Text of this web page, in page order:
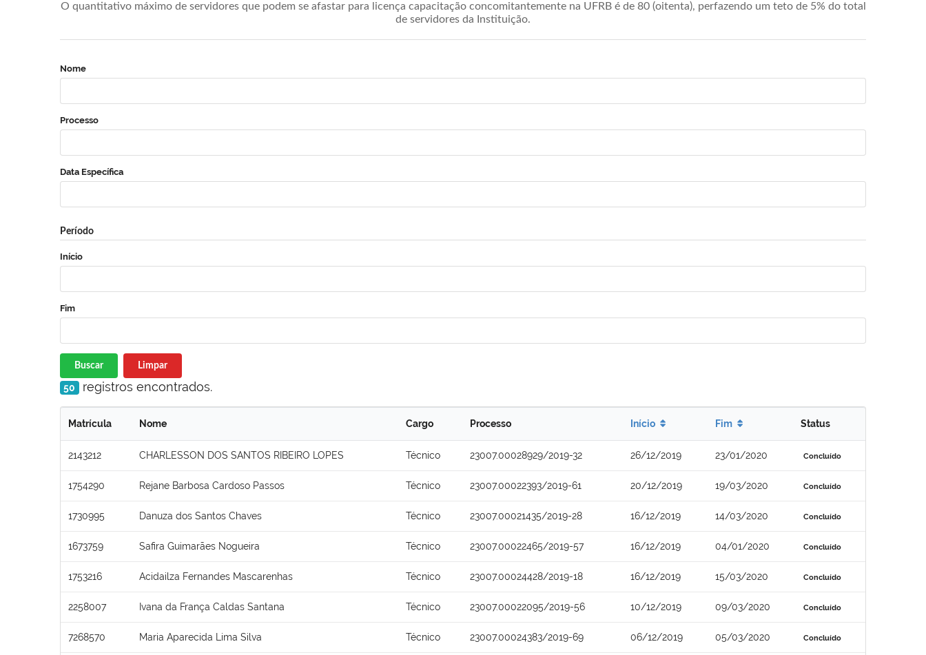
O quantitativo máximo de servidores que podem se afastar para licença capacitação concomitantemente na UFRB é de 80 (oitenta), perfazendo um teto de 5% do total
de servidores da Instituição.
Nome
Processo
Data Específica
Período
Início
Fim
Buscar Limpar
50 registros encontrados.
Matrícula Nome Cargo Processo Início Fim Status
2143212 CHARLESSON DOS SANTOS RIBEIRO LOPES Técnico 23007.00028929/2019-32 26/12/2019 23/01/2020 Concluído
1754290 Rejane Barbosa Cardoso Passos Técnico 23007.00022393/2019-61 20/12/2019 19/03/2020 Concluído
1730995 Danuza dos Santos Chaves Técnico 23007.00021435/2019-28 16/12/2019 14/03/2020 Concluído
1673759 Safira Guimarães Nogueira Técnico 23007.00022465/2019-57 16/12/2019 04/01/2020 Concluído
1753216 Acidailza Fernandes Mascarenhas Técnico 23007.00024428/2019-18 16/12/2019 15/03/2020 Concluído
2258007 Ivana da França Caldas Santana Técnico 23007.00022095/2019-56 10/12/2019 09/03/2020 Concluído
7268570 Maria Aparecida Lima Silva Técnico 23007.00024383/2019-69 06/12/2019 05/03/2020 Concluído